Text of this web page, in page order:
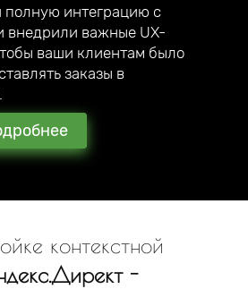
полную интеграцию с
внедрили важные UX-
ваши клиентам было
заказы в
контекстной
-